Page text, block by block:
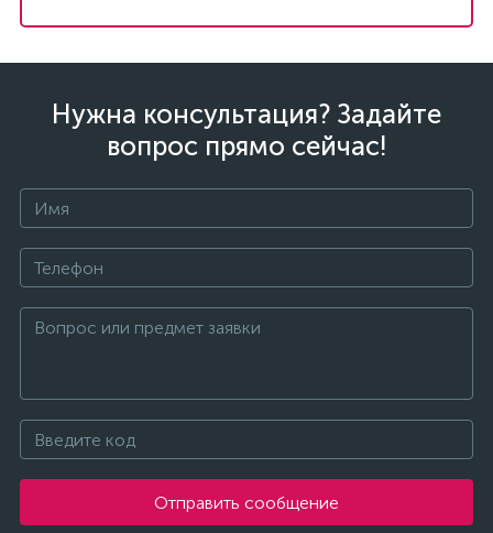
Нужна консультация? Задайте
вопрос прямо сейчас!
Отправить сообщение